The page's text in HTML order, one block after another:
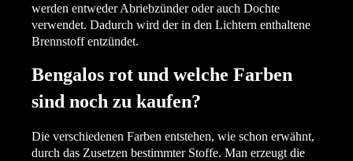
werden entweder Abriebzünder oder auch Dochte
verwendet. Dadurch wird der in den Lichtern enthaltene
Brennstoff entzündet.
Bengalos rot und welche Farben
sind noch zu kaufen?
Die verschiedenen Farben entstehen, wie schon erwähnt,
durch das Zusetzen bestimmter Stoffe. Man erzeugt die